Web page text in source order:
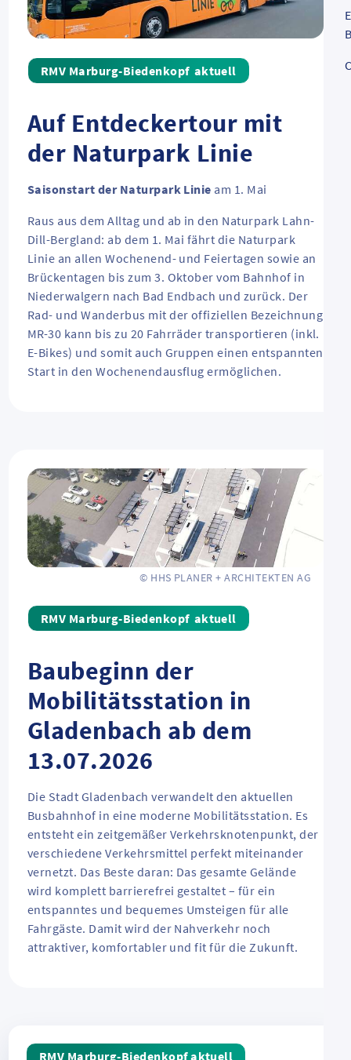
aktuell
Auf Entdeckertour mit
der Naturpark Linie
Saisonstart der Naturpark Linie am 1. Mai
Raus aus dem Alltag und ab in den Naturpark Lahn-
Dill-Bergland: ab dem 1. Mai fährt die Naturpark
Linie an allen Wochenend- und Feiertagen sowie an
Brückentagen bis zum 3. Oktober vom Bahnhof in
Niederwalgern nach Bad Endbach und zurück. Der
Rad- und Wanderbus mit der offiziellen Bezeichnung
MR-30 kann bis zu 20 Fahrräder transportieren (inkl.
E-Bikes) und somit auch Gruppen einen entspannten
Start in den Wochenendausflug ermöglichen.
© HHS PLANER + ARCHITEKTEN AG
aktuell
Baubeginn der
Mobilitätsstation in
Gladenbach ab dem
13.07.2026
Die Stadt Gladenbach verwandelt den aktuellen
Busbahnhof in eine moderne Mobilitätsstation. Es
entsteht ein zeitgemäßer Verkehrsknotenpunkt, der
verschiedene Verkehrsmittel perfekt miteinander
vernetzt. Das Beste daran: Das gesamte Gelände
wird komplett barrierefrei gestaltet – für ein
entspanntes und bequemes Umsteigen für alle
Fahrgäste. Damit wird der Nahverkehr noch
attraktiver, komfortabler und fit für die Zukunft.
RMV Marburg-Biedenkopf aktuell